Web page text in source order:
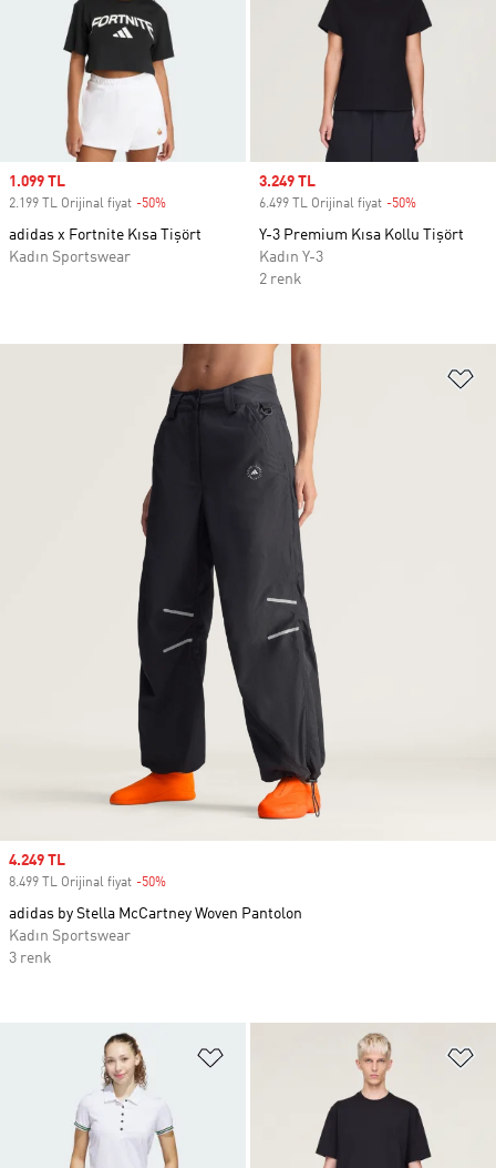
Sale price
1.099 TL
2.199 TL Orijinal fiyat -50%
adidas x Fortnite Kısa Tişört
Kadın Sportswear
Sale price
3.249 TL
6.499 TL Orijinal fiyat -50%
Y-3 Premium Kısa Kollu Tişört
Kadın Y-3
2 renk
Favori Listesine Ekle
Sale price
4.249 TL
8.499 TL Orijinal fiyat -50%
adidas by Stella McCartney Woven Pantolon
Kadın Sportswear
3 renk